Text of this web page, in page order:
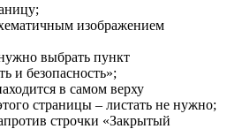
изображением
выбрать пункт
и безопасность»;
в самом верху
страницы – листать не нужно;
строчки «Закрытый